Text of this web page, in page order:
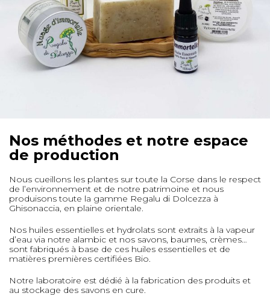
Nos méthodes et notre espace
de production
Nous cueillons les plantes sur toute la Corse dans le respect
de l’environnement et de notre patrimoine et nous
produisons toute la gamme Regalu di Dolcezza à
Ghisonaccia, en plaine orientale.
Nos huiles essentielles et hydrolats sont extraits à la vapeur
d’eau via notre alambic et nos savons, baumes, crèmes…
sont fabriqués à base de ces huiles essentielles et de
matières premières certifiées Bio.
Notre laboratoire est dédié à la fabrication des produits et
au stockage des savons en cure.